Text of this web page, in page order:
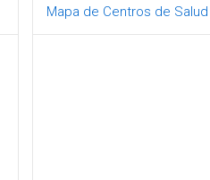
Mapa de Centros de Salud